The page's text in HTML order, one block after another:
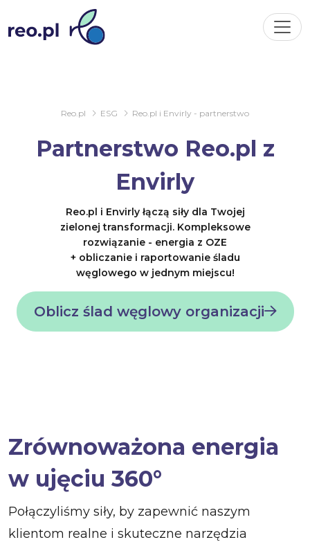
Reo.pl ESG Reo.pl i Envirly - partnerstwo
Partnerstwo Reo.pl z
Envirly
Reo.pl i Envirly łączą siły dla Twojej
zielonej transformacji. Kompleksowe
rozwiązanie - energia z OZE
+ obliczanie i raportowanie śladu
węglowego w jednym miejscu!
Oblicz ślad węglowy organizacji
Zrównoważona energia
w ujęciu 360°
Połączyliśmy siły, by zapewnić naszym
klientom realne i skuteczne narzędzia